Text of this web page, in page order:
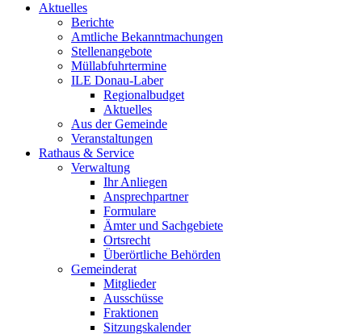
Aktuelles
Berichte
Amtliche Bekanntmachungen
Stellenangebote
Müllabfuhrtermine
ILE Donau-Laber
Regionalbudget
Aktuelles
Aus der Gemeinde
Veranstaltungen
Rathaus & Service
Verwaltung
Ihr Anliegen
Ansprechpartner
Formulare
Ämter und Sachgebiete
Ortsrecht
Überörtliche Behörden
Gemeinderat
Mitglieder
Ausschüsse
Fraktionen
Sitzungskalender